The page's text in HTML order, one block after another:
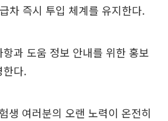
차 즉시 투입 체계를 유지한다.
과 도움 정보 안내를 위한 홍보
한다.
생 여러분의 오랜 노력이 온전히